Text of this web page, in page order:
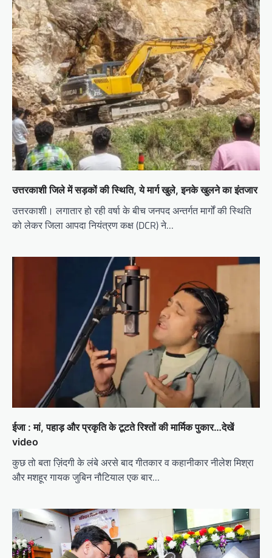
उत्तरकाशी जिले में सड़कों की स्थिति, ये मार्ग खुले, इनके खुलने का इंतजार
उत्तरकाशी। लगातार हो रही वर्षा के बीच जनपद अन्तर्गत मार्गों की स्थिति
को लेकर जिला आपदा नियंत्रण कक्ष (DCR) ने…
ईजा : मां, पहाड़ और प्रकृति के टूटते रिश्तों की मार्मिक पुकार…देखें
video
कुछ तो बता ज़िंदगी के लंबे अरसे बाद गीतकार व कहानीकार नीलेश मिश्रा
और मशहूर गायक जुबिन नौटियाल एक बार…